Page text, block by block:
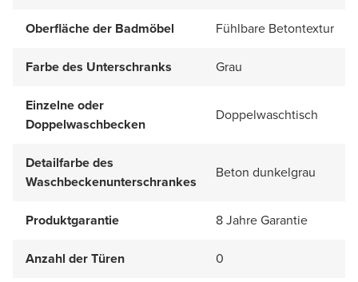
Oberfläche der Badmöbel Fühlbare Betontextur
Farbe des Unterschranks Grau
Einzelne oder
Doppelwaschbecken
Doppelwaschtisch
Detailfarbe des
Waschbeckenunterschrankes
Beton dunkelgrau
Produktgarantie 8 Jahre Garantie
Anzahl der Türen 0